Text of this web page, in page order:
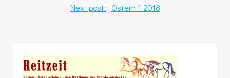
Next post: Ostern 1 2018